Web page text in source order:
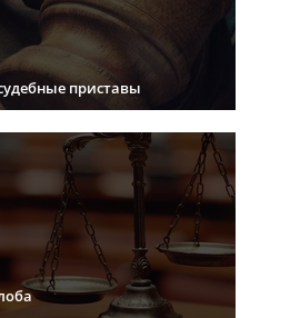
приставы